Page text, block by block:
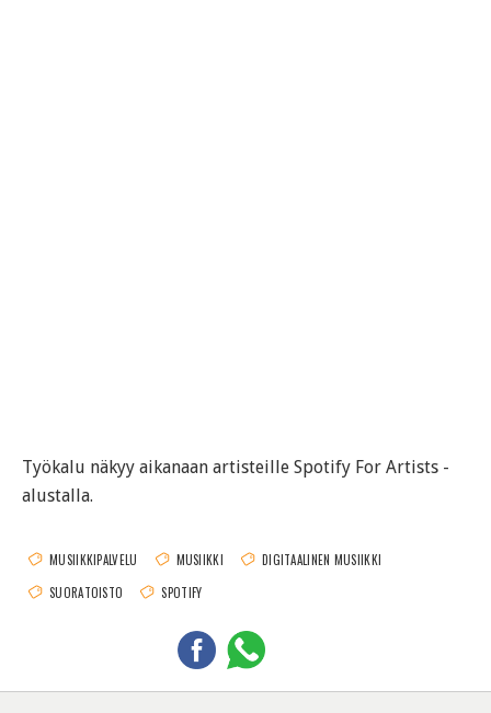
Työkalu näkyy aikanaan artisteille Spotify For Artists -
alustalla.
MUSIIKKIPALVELU MUSIIKKI
DIGITAALINEN MUSIIKKI
SUORATOISTO
SPOTIFY